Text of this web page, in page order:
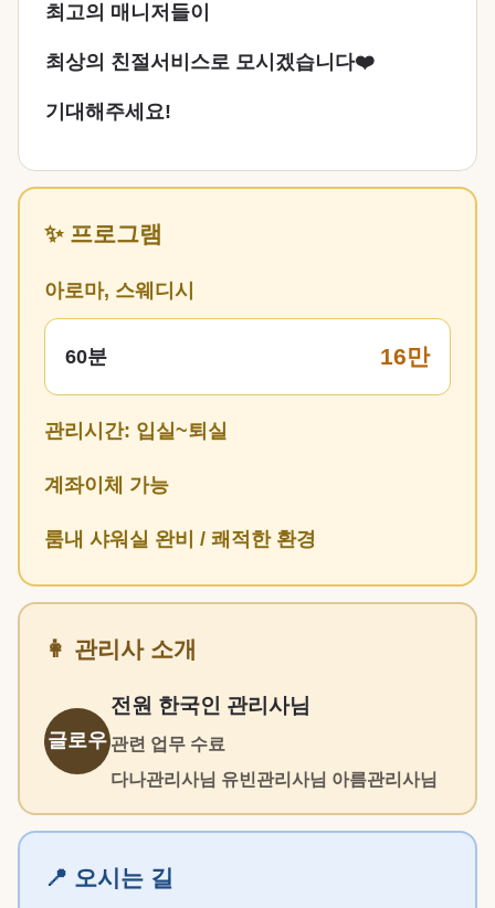
최고의 매니저들이
최상의 친절서비스로 모시겠습니다❤️
기대해주세요!
✨ 프로그램
아로마, 스웨디시
60분 16만
관리시간: 입실~퇴실
계좌이체 가능
룸내 샤워실 완비 / 쾌적한 환경
👩 관리사 소개
글로우
전원 한국인 관리사님
관련 업무 수료
다나관리사님 유빈관리사님 아름관리사님
📍 오시는 길